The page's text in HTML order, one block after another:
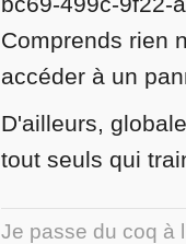
Comprends rien
accéder à un
D'ailleurs,
tout seuls qui
Je passe du coq à